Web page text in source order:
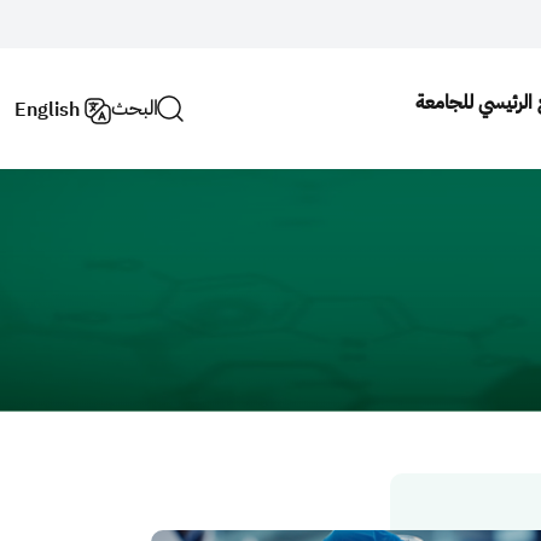
الرئيسي للجامعة البحث English